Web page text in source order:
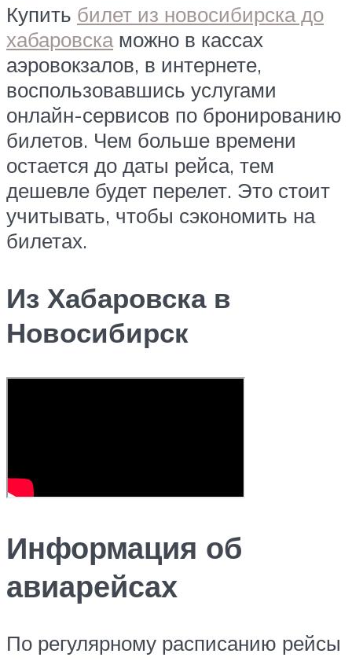
Купить билет из новосибирска до
хабаровскаможно в кассах
аэровокзалов, в интернете,
воспользовавшись услугами
онлайн-сервисов по бронированию
билетов. Чем больше времени
остается до даты рейса, тем
дешевле будет перелет. Это стоит
учитывать, чтобы сэкономить на
билетах.
Из Хабаровска в
Новосибирск
Информация об
авиарейсах
По регулярному расписанию рейсы